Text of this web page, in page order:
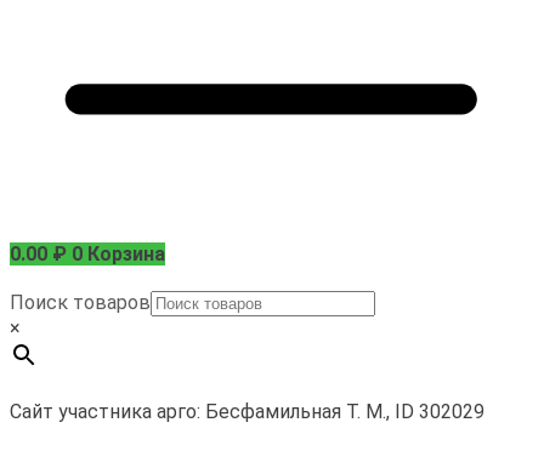
0.00 ₽ 0 Корзина
Поиск товаров
×
Сайт участника арго: Бесфамильная Т. М., ID 302029